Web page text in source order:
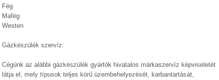
Fég
Mafég
Westen
Gázkészülék szervíz:
Cégünk az alábbi gázkészülék gyártók hivatalos márkaszervíz képviseletét
látja el, mely típusok teljes körű üzembehelyezését, karbantartását,